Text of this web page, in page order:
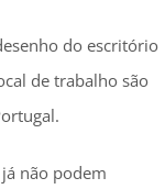
do escritório
de trabalho são
não podem